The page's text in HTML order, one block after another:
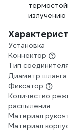
Установка
Коннектор
Тип
Диаметр шланга
Фиксатор
Количество
распыления
Материал
Материал